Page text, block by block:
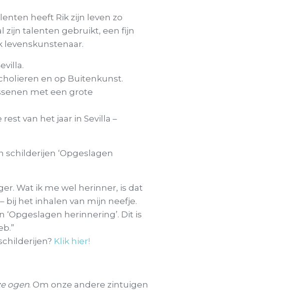
heeft Rik zijn leven zo
zijn talenten gebruikt, een fijn
levenskunstenaar.
en op Buitenkunst.
met een grote
van het jaar in Sevilla –
‘Opgeslagen
Wat ik me wel herinner, is dat
bij het inhalen van mijn neefje.
herinnering’. Dit is
Klik hier!
ogen. Om onze andere zintuigen